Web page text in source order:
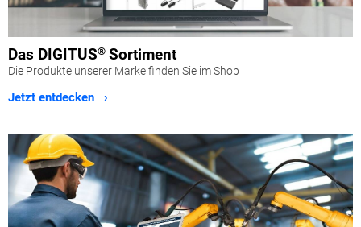
Das DIGITUS®-Sortiment
Die Produkte unserer Marke finden Sie im Shop
Jetzt entdecken ›